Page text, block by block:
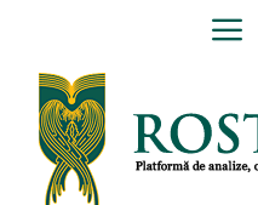
conținut